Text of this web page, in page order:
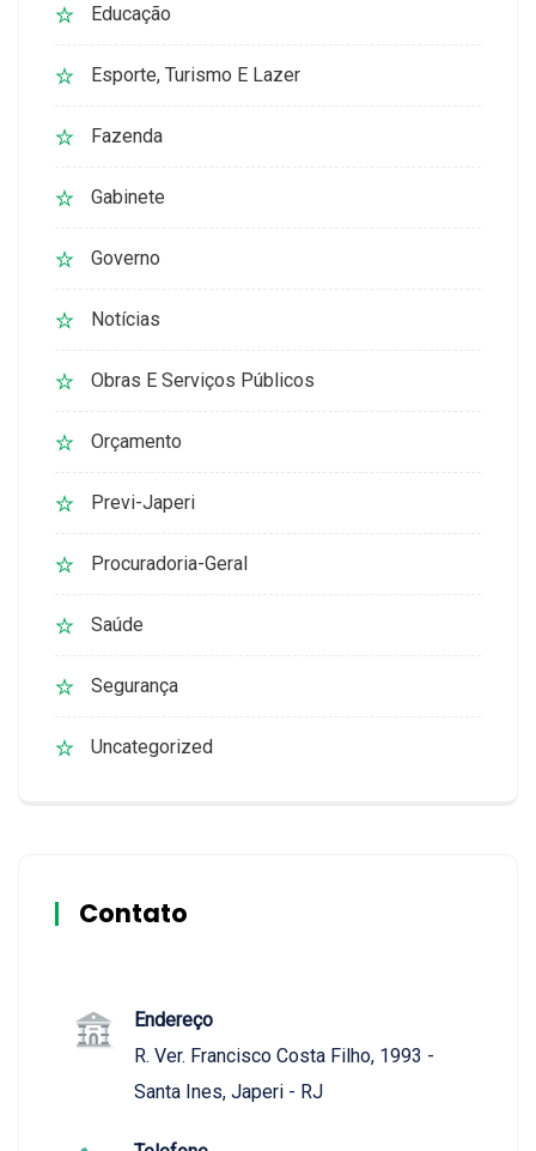
Educação
Esporte, Turismo E Lazer
Fazenda
Gabinete
Governo
Notícias
Obras E Serviços Públicos
Orçamento
Previ-Japeri
Procuradoria-Geral
Saúde
Segurança
Uncategorized
Contato
Endereço
R. Ver. Francisco Costa Filho, 1993 -
Santa Ines, Japeri - RJ